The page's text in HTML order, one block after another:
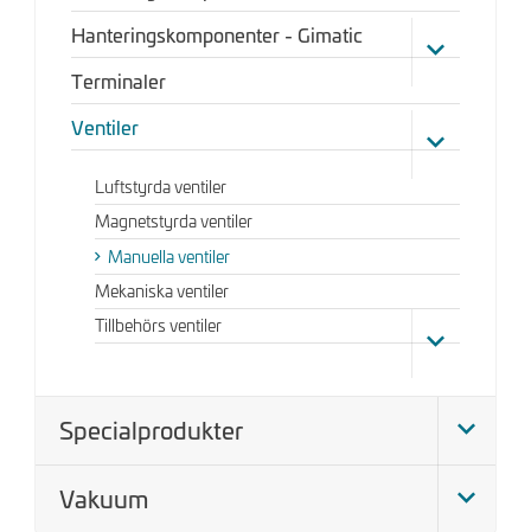
Hanteringskomponenter - Gimatic
Terminaler
Ventiler
Luftstyrda ventiler
Magnetstyrda ventiler
Manuella ventiler
Mekaniska ventiler
Tillbehörs ventiler
Specialprodukter
Vakuum